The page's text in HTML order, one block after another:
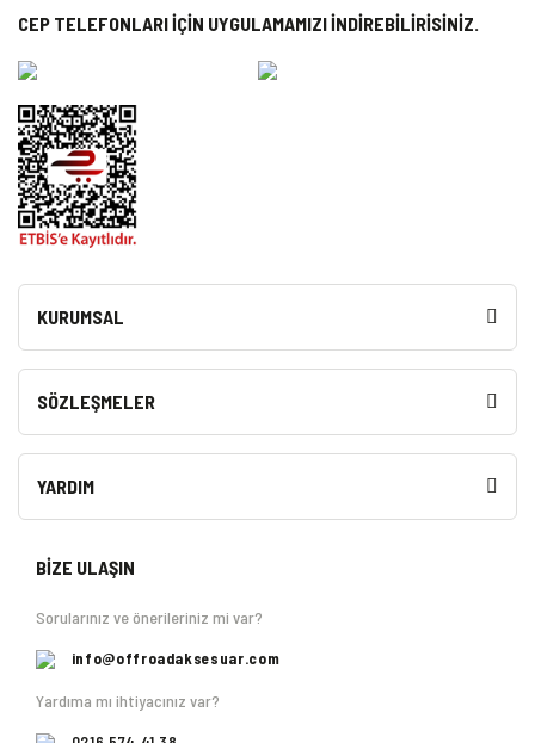
CEP TELEFONLARI İÇİN UYGULAMAMIZI İNDİREBİLİRİSİNİZ.
KURUMSAL
SÖZLEŞMELER
YARDIM
BİZE ULAŞIN
Sorularınız ve önerileriniz mi var?
info@offroadaksesuar.com
Yardıma mı ihtiyacınız var?